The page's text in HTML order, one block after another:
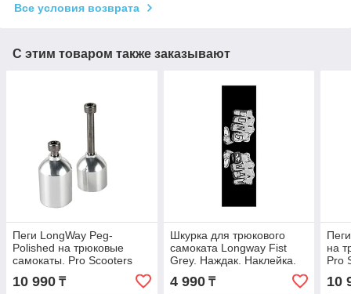
Все условия возврата
С этим товаром также заказывают
Пеги LongWay Peg-
Polished на трюковые
самокаты. Pro Scooters
10 990 ₸
Шкурка для трюкового
самоката Longway Fist
Grey. Наждак. Наклейка.
Рассрочка. Kaspi RED
4 990₸
на
Pro
10